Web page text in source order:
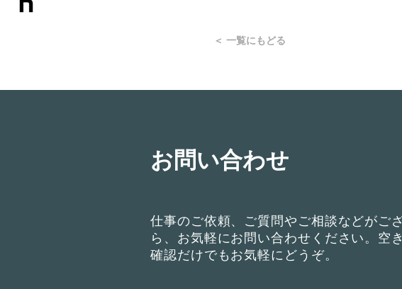
＜ 一覧にもどる
お問い合わせ
仕事のご依頼、ご質問やご相談などがご
ら、お気軽にお問い合わせください。空
確認だけでもお気軽にどうぞ。